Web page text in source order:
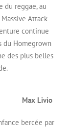
du reggae, au
Attack
continue
du Homegrown
des plus belles
Max Livio
bercée par